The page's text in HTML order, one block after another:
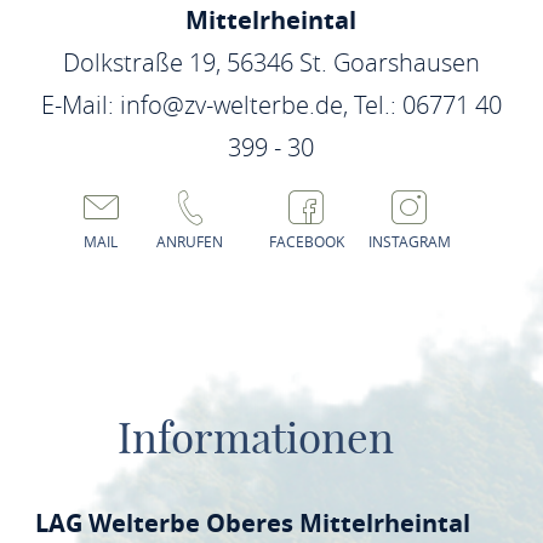
Fruchteigenschaften
Rotbunte, mittelgroße, frühreifende Sorte mit weichem
Verwendung/ Anbaueignung
Traditionelle Einkochkirsche, auch für Frischgenuss
Reifewoche
1.-2. Kirschwoche (die 1. Kirschwoche beginnt mit der Reife
Frühsorte (früh bis mittelfrüh reifend, wird noch nicht von
der Kirschfruchtfliege befallen)
Verarbeitungssorte, für Verarbeitungszwecke zu prüfen (z.
B. Brennen, Einkochen)
Massenträger
Mittelrheintal
Dolkstraße 19, 56346 St. Goarshausen
E-Mail: info@zv-welterbe.de, Tel.: 06771 40
399 - 30
MAIL ANRUFEN FACEBOOK INSTAGRAM
Informationen
LAG Welterbe Oberes Mittelrheintal